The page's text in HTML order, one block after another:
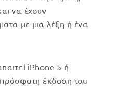
να έχουν
με μια λέξη ή ένα
iPhone 5 ή
έκδοση του